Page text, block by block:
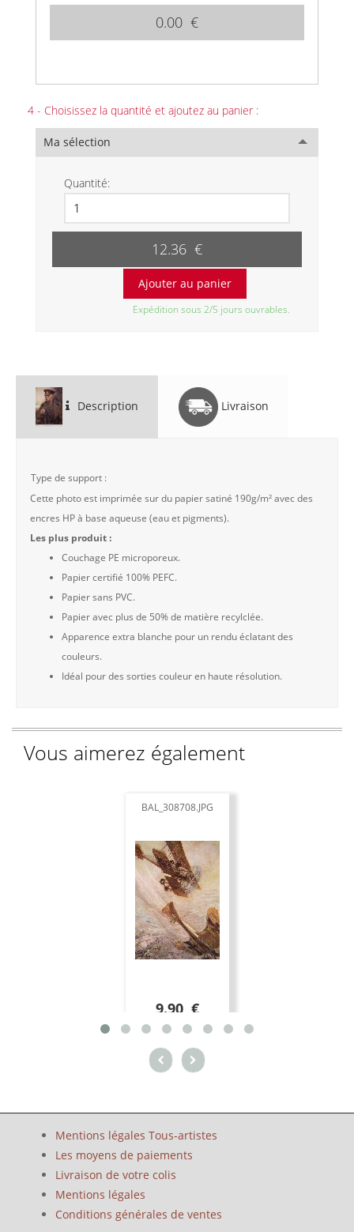
0.00 €
4 - Choisissez la quantité et ajoutez au panier :
Ma sélection
Quantité:
12.36 €
Expédition sous 2/5 jours ouvrables.
Description Livraison
Type de support :
Cette photo est imprimée sur du papier satiné 190g/m² avec des
encres HP à base aqueuse (eau et pigments).
Les plus produit :
Couchage PE microporeux.
Papier certifié 100% PEFC.
Papier sans PVC.
Papier avec plus de 50% de matière recylclée.
Apparence extra blanche pour un rendu éclatant des
couleurs.
Idéal pour des sorties couleur en haute résolution.
Vous aimerez également
BAL_308708.JPG
9.90 €
Mentions légales Tous-artistes
Les moyens de paiements
Livraison de votre colis
Mentions légales
Conditions générales de ventes